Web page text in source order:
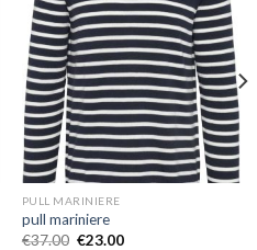
PULL MARINIERE
pull mariniere
€37.00 €23.00